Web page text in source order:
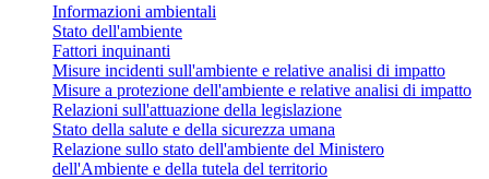
Informazioni ambientali
Stato dell'ambiente
Fattori inquinanti
Misure incidenti sull'ambiente e relative analisi di impatto
Misure a protezione dell'ambiente e relative analisi di impatto
Relazioni sull'attuazione della legislazione
Stato della salute e della sicurezza umana
Relazione sullo stato dell'ambiente del Ministero
dell'Ambiente e della tutela del territorio